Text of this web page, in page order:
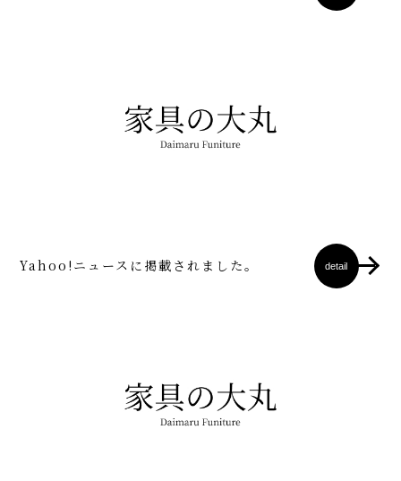
Yahoo!ニュースに掲載されました。 detail